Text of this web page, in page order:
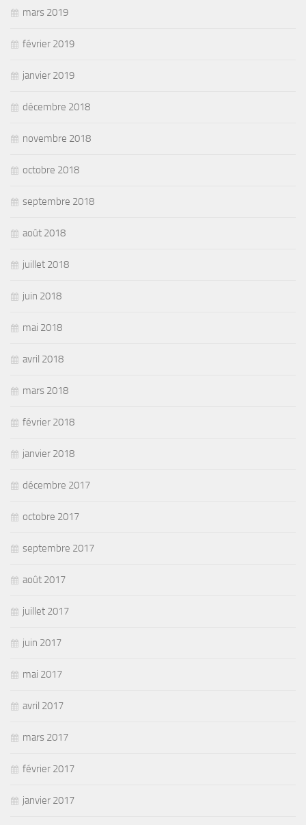
mars 2019
février 2019
janvier 2019
décembre 2018
novembre 2018
octobre 2018
septembre 2018
août 2018
juillet 2018
juin 2018
mai 2018
avril 2018
mars 2018
février 2018
janvier 2018
décembre 2017
octobre 2017
septembre 2017
août 2017
juillet 2017
juin 2017
mai 2017
avril 2017
mars 2017
février 2017
janvier 2017